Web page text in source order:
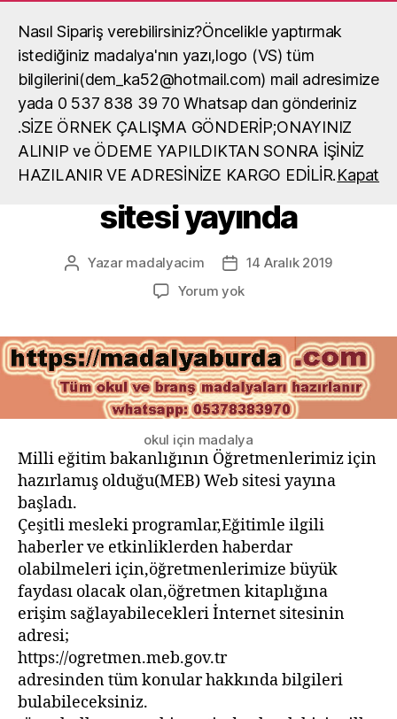
Nasıl Sipariş verebilirsiniz?Öncelikle yaptırmak
istediğiniz madalya'nın yazı,logo (VS) tüm
bilgilerini(dem_ka52@hotmail.com) mail adresimize
yada 0 537 838 39 70 Whatsap dan gönderiniz
.SİZE ÖRNEK ÇALIŞMA GÖNDERİP;ONAYINIZ
ALINIP ve ÖDEME YAPILDIKTAN SONRA İŞİNİZ
HAZILANIR VE ADRESİNİZE KARGO EDİLİR.Kapat
Madalya, madalya yaptırma, okul
madalya örneği
Kategoriler
GENEL
Öğretmenler(MEB) web
sitesi yayında
Yazının
Yazar madalyacim
Yazı
tarihi
14 Aralık 2019
Yorum yokÖğretmenler(MEB)
yayında
okul için madalya
Milli eğitim bakanlığının Öğretmenlerimiz için
hazırlamış olduğu(MEB) Web sitesi yayına
başladı.
Çeşitli mesleki programlar,Eğitimle ilgili
haberler ve etkinliklerden haberdar
olabilmeleri için,öğretmenlerimize büyük
faydası olacak olan,öğretmen kitaplığına
erişim sağlayabilecekleri İnternet sitesinin
adresi;
https://ogretmen.meb.gov.tr
adresinden tüm konular hakkında bilgileri
bulabileceksiniz.